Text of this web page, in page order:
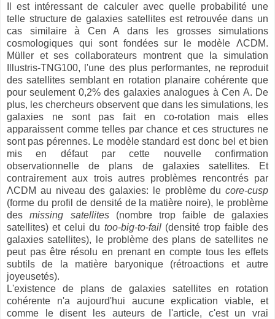
Il est intéressant de calculer avec quelle probabilité une
telle structure de galaxies satellites est retrouvée dans un
cas similaire à Cen A dans les grosses simulations
cosmologiques qui sont fondées sur le modèle ΛCDM.
Müller et ses collaborateurs montrent que la simulation
Illustris-TNG100, l'une des plus performantes, ne reproduit
des satellites semblant en rotation planaire cohérente que
pour seulement 0,2% des galaxies analogues à Cen A. De
plus, les chercheurs observent que dans les simulations, les
galaxies ne sont pas fait en co-rotation mais elles
apparaissent comme telles par chance et ces structures ne
sont pas pérennes. Le modèle standard est donc bel et bien
mis en défaut par cette nouvelle confirmation
observationnelle de plans de galaxies satellites. Et
contrairement aux trois autres problèmes rencontrés par
ΛCDM au niveau des galaxies: le problème du core-cusp
(forme du profil de densité de la matière noire), le problème
desmissing satellites (nombre trop faible de galaxies
satellites) et celui du too-big-to-fail(densité trop faible des
galaxies satellites), le problème des plans de satellites ne
peut pas être résolu en prenant en compte tous les effets
subtils de la matière baryonique (rétroactions et autre
joyeusetés).
L'existence de plans de galaxies satellites en rotation
cohérente n'a aujourd'hui aucune explication viable, et
comme le disent les auteurs de l'article, c'est un vrai